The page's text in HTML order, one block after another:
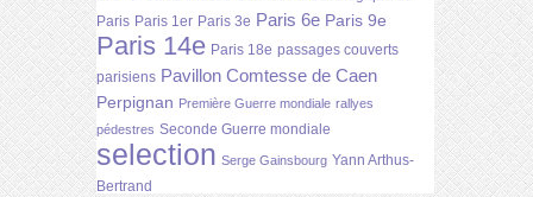
Paris Paris 1er Paris 3e Paris 6e Paris 9e
Paris 14e Paris 18e passages couverts
parisiens Pavillon Comtesse de Caen
Perpignan Première Guerre mondiale rallyes
pédestres Seconde Guerre mondiale
selection Serge Gainsbourg Yann Arthus-
Bertrand